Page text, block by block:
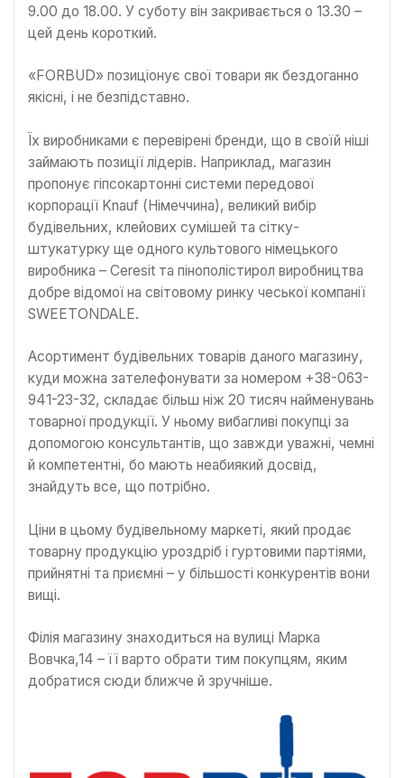
9.00 до 18.00. У суботу він закривається о 13.30 –
цей день короткий.
«FORBUD» позиціонує свої товари як бездоганно
якісні, і не безпідставно.
Їх виробниками є перевірені бренди, що в своїй ніші
займають позиції лідерів. Наприклад, магазин
пропонує гіпсокартонні системи передової
корпорації Knauf (Німеччина), великий вибір
будівельних, клейових сумішей та сітку-
штукатурку ще одного культового німецького
виробника – Ceresit та пінополістирол виробництва
добре відомої на світовому ринку чеської компанії
SWEETONDALE.
Асортимент будівельних товарів даного магазину,
куди можна зателефонувати за номером +38-063-
941-23-32, складає більш ніж 20 тисяч найменувань
товарної продукції. У ньому вибагливі покупці за
допомогою консультантів, що завжди уважні, чемні
й компетентні, бо мають неабиякий досвід,
знайдуть все, що потрібно.
Ціни в цьому будівельному маркеті, який продає
товарну продукцію уроздріб і гуртовими партіями,
прийнятні та приємні – у більшості конкурентів вони
вищі.
Філія магазину знаходиться на вулиці Марка
Вовчка,14 – її варто обрати тим покупцям, яким
добратися сюди ближче й зручніше.